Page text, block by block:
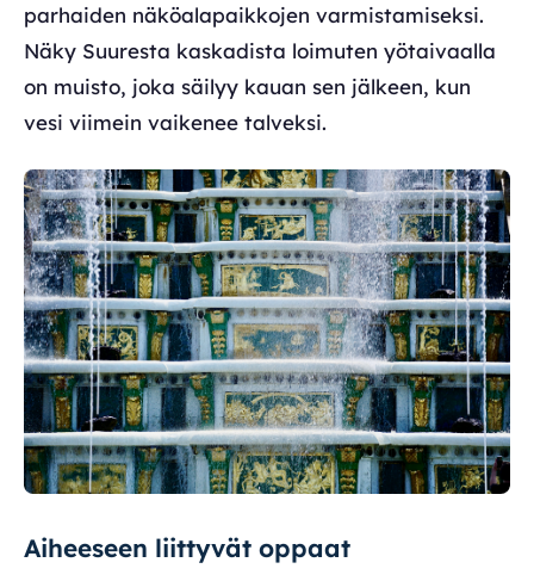
parhaiden näköalapaikkojen varmistamiseksi.
Näky Suuresta kaskadista loimuten yötaivaalla
on muisto, joka säilyy kauan sen jälkeen, kun
vesi viimein vaikenee talveksi.
Aiheeseen liittyvät oppaat